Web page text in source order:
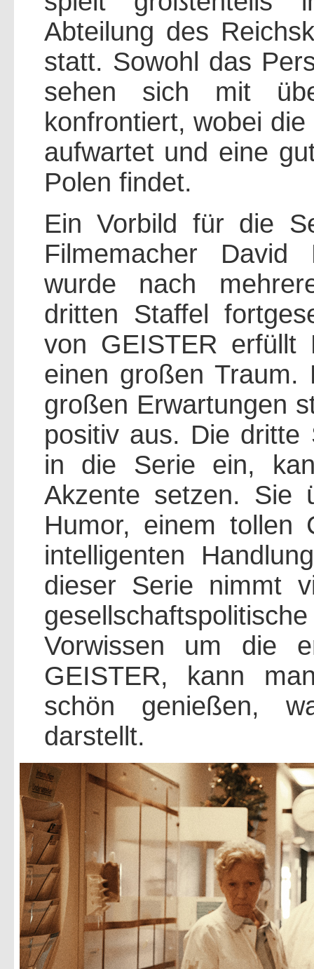
Abteilung des
statt. Sowohl das
sehen sich mit
konfrontiert, wobei
aufwartet und eine
Polen findet.
Ein Vorbild für die
Filmemacher
wurde nach
dritten Staffel
von GEISTER
einen großen Traum.
großen Erwartungen
positiv aus. Die
in die Serie ein,
Akzente setzen. Sie
Humor, einem tollen
intelligenten
dieser Serie nimmt
Vorwissen um die
GEISTER, kann
schön genießen,
darstellt.